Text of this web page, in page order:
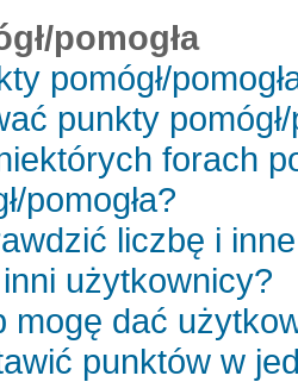
pomogła
pomógł/
punkty pomógł/
forach
pomogła?
liczbę i
użytkownicy?
dać
punktów w